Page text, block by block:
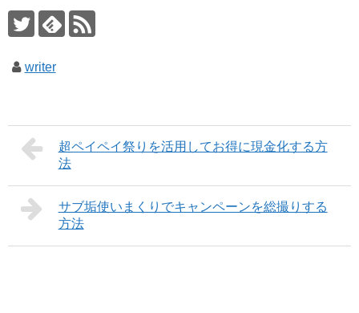
writer
超ペイペイ祭りを活用してお得に現金化する方
法
サブ垢使いまくりでキャンペーンを総撮りする
方法